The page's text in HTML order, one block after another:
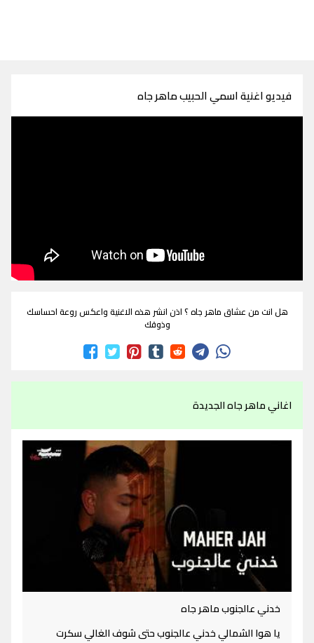
فيديو اغنية اسمي الحبيب ماهر جاه
هل انت من عشاق ماهر جاه ؟ اذن انشر هذه الاغنية واعكس روعة احساسك
وذوقك
اغاني ماهر جاه الجديدة
خدني عالجنوب ماهر جاه
يا هوا الشمالي خدني عالجنوب حتى شوف الغالي سكرت